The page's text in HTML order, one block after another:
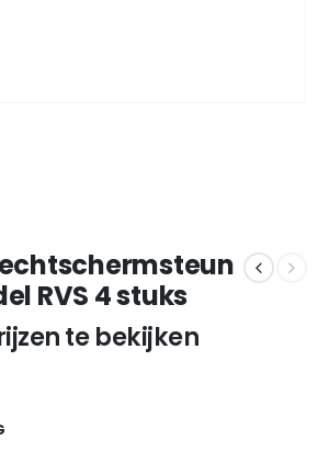
RVS 4 stuks
te bekijken